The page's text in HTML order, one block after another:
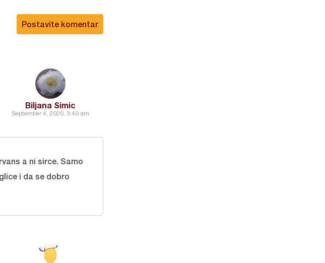
Postavite komentar
Biljana Simic
September 4, 2020, 3:40 am
a ni sirce. Samo
i da se dobro